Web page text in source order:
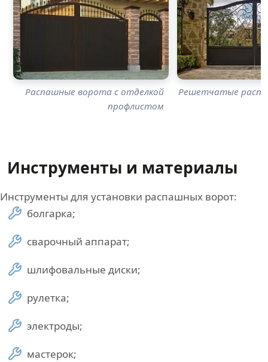
Распашные ворота с отделкой
профлистом
Решетчатые
Инструменты и материалы
Инструменты для установки распашных ворот:
болгарка;
сварочный аппарат;
шлифовальные диски;
рулетка;
электроды;
мастерок;